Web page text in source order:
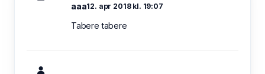
aaa12. apr 2018 kl. 19:07
Tabere tabere